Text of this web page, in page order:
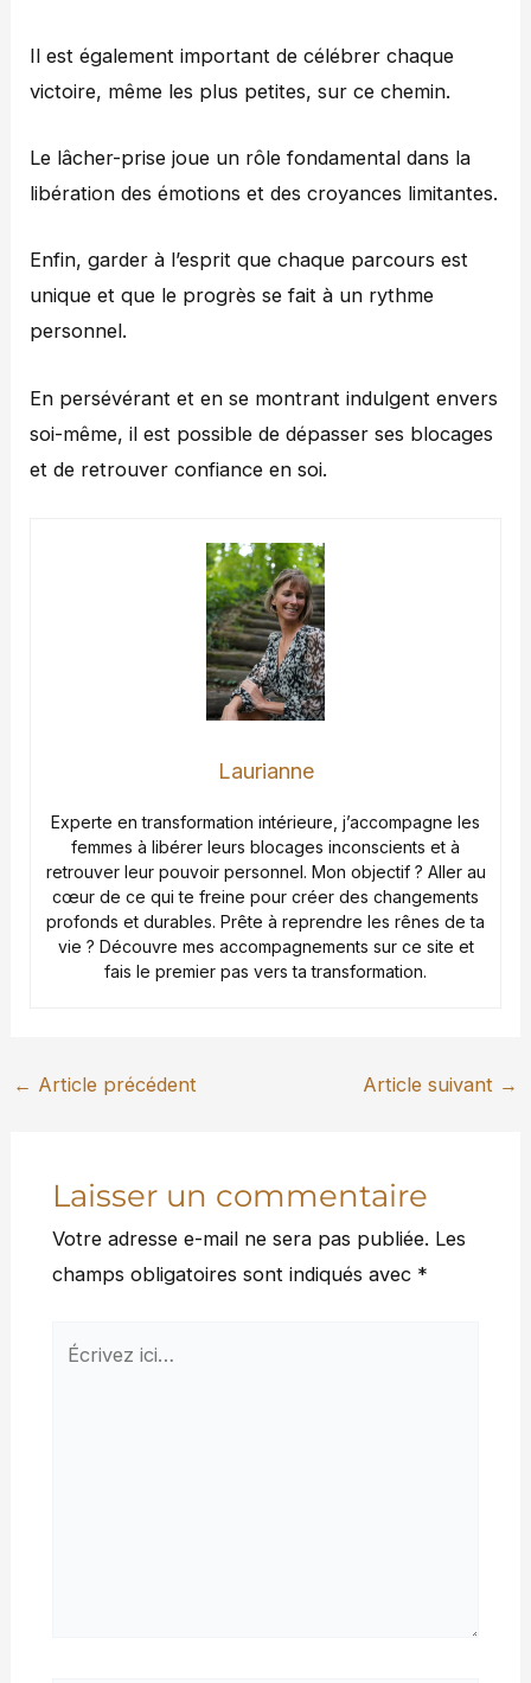
Il est également important de célébrer chaque
victoire, même les plus petites, sur ce chemin.
Le lâcher-prise joue un rôle fondamental dans la
libération des émotions et des croyances limitantes.
Enfin, garder à l’esprit que chaque parcours est
unique et que le progrès se fait à un rythme
personnel.
En persévérant et en se montrant indulgent envers
soi-même, il est possible de dépasser ses blocages
et de retrouver confiance en soi.
Laurianne
Experte en transformation intérieure, j’accompagne les
femmes à libérer leurs blocages inconscients et à
retrouver leur pouvoir personnel. Mon objectif ? Aller au
cœur de ce qui te freine pour créer des changements
profonds et durables. Prête à reprendre les rênes de ta
vie ? Découvre mes accompagnements sur ce site et
fais le premier pas vers ta transformation.
← Article précédent Article suivant →
Laisser un commentaire
Votre adresse e-mail ne sera pas publiée. Les
champs obligatoires sont indiqués avec *
Écrivez